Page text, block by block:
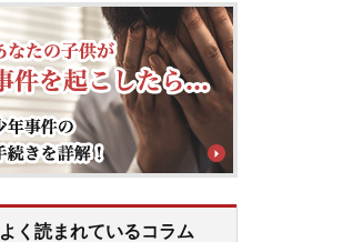
よく読まれているコラム